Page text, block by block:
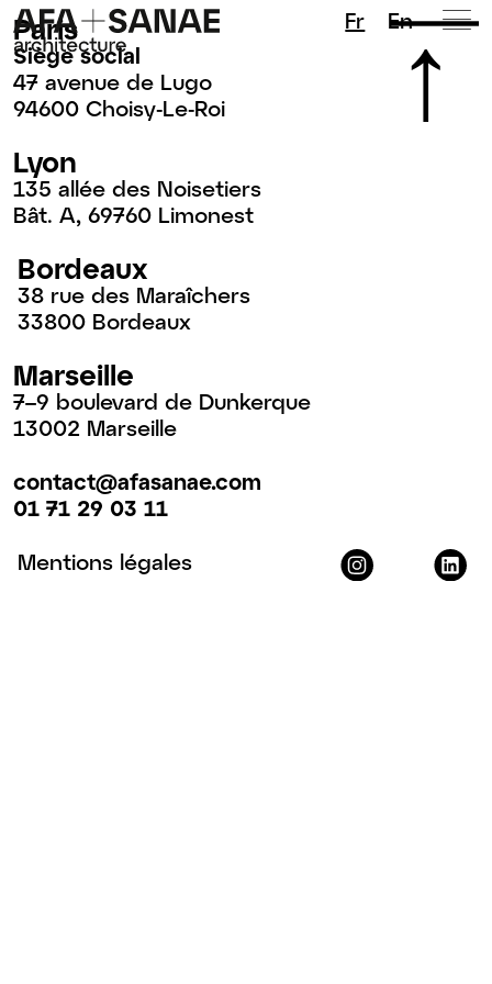
Fr En
Paris
Siège social
47 avenue de Lugo
94600 Choisy-Le-Roi
Lyon
135 allée des Noisetiers
Bât. A, 69760 Limonest
Bordeaux
38 rue des Maraîchers
33800 Bordeaux
Marseille
7–9 boulevard de Dunkerque
13002 Marseille
contact@afasanae.com
01 71 29 03 11
Mentions légales